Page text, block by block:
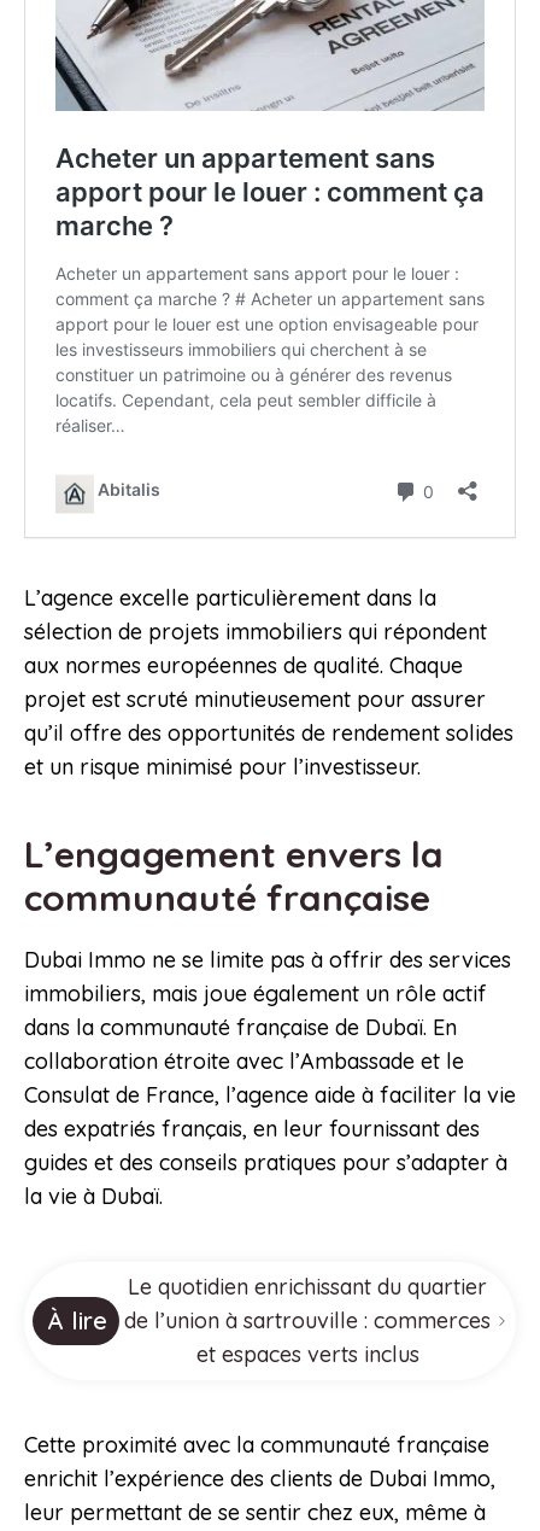
L’agence excelle particulièrement dans la
sélection de projets immobiliers qui répondent
aux normes européennes de qualité. Chaque
projet est scruté minutieusement pour assurer
qu’il offre des opportunités de rendement solides
et un risque minimisé pour l’investisseur.
L’engagement envers la
communauté française
Dubai Immo ne se limite pas à offrir des services
immobiliers, mais joue également un rôle actif
dans la communauté française de Dubaï. En
collaboration étroite avec l’Ambassade et le
Consulat de France, l’agence aide à faciliter la vie
des expatriés français, en leur fournissant des
guides et des conseils pratiques pour s’adapter à
la vie à Dubaï.
À lire
Le quotidien enrichissant du quartier
de l’union à sartrouville : commerces
et espaces verts inclus
Cette proximité avec la communauté française
enrichit l’expérience des clients de Dubai Immo,
leur permettant de se sentir chez eux, même à